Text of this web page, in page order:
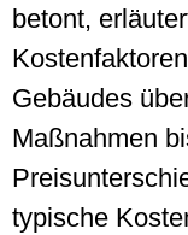
betont,
Gebäudes
Maßnahmen
typische